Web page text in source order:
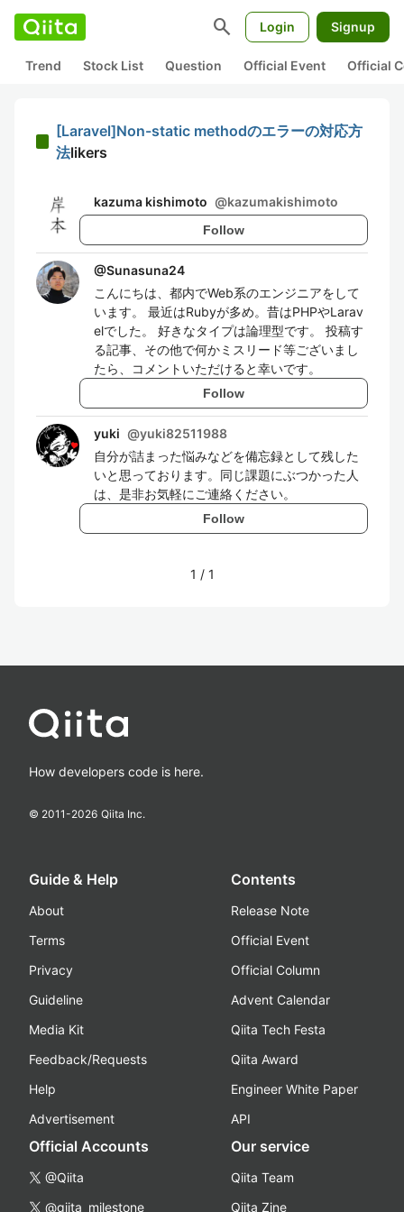
search Login Signup
Trend Stock List Question Official Event Official
[Laravel]Non-static methodのエラーの対応方
法likers
kazuma kishimoto @kazumakishimoto
Follow
@Sunasuna24
こんにちは、都内でWeb系のエンジニアをして
います。 最近はRubyが多め。昔はPHPやLarav
elでした。 好きなタイプは論理型です。 投稿す
る記事、その他で何かミスリード等ございまし
たら、コメントいただけると幸いです。
Follow
yuki @yuki82511988
自分が詰まった悩みなどを備忘録として残した
いと思っております。同じ課題にぶつかった人
は、是非お気軽にご連絡ください。
Follow
1 / 1
How developers code is here.
© 2011-2026 Qiita Inc.
Guide & Help
About
Terms
Privacy
Guideline
Media Kit
Feedback/Requests
Help
Advertisement
Contents
Release Note
Official Event
Official Column
Advent Calendar
Qiita Tech Festa
Qiita Award
Engineer White Paper
API
Official Accounts
@Qiita
@qiita_milestone
Our service
Qiita Team
Qiita Zine